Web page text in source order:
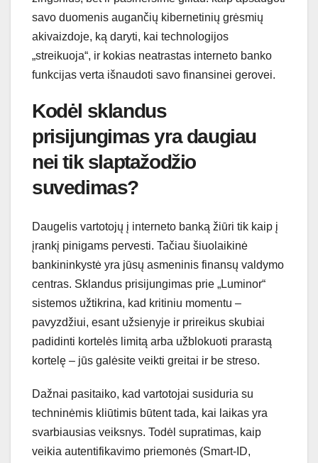
savo duomenis augančių kibernetinių grėsmių
akivaizdoje, ką daryti, kai technologijos
„streikuoja“, ir kokias neatrastas interneto banko
funkcijas verta išnaudoti savo finansinei gerovei.
Kodėl sklandus
prisijungimas yra daugiau
nei tik slaptažodžio
suvedimas?
Daugelis vartotojų į interneto banką žiūri tik kaip į
įrankį pinigams pervesti. Tačiau šiuolaikinė
bankininkystė yra jūsų asmeninis finansų valdymo
centras. Sklandus prisijungimas prie „Luminor“
sistemos užtikrina, kad kritiniu momentu –
pavyzdžiui, esant užsienyje ir prireikus skubiai
padidinti kortelės limitą arba užblokuoti prarastą
kortelę – jūs galėsite veikti greitai ir be streso.
Dažnai pasitaiko, kad vartotojai susiduria su
techninėmis kliūtimis būtent tada, kai laikas yra
svarbiausias veiksnys. Todėl supratimas, kaip
veikia autentifikavimo priemonės (Smart-ID,